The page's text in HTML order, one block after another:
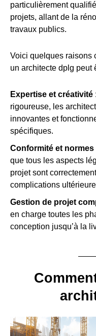
particulièrement
projets, allant de la
travaux publics.
Voici quelques raisons
un architecte dplg peut
Expertise et créativité
rigoureuse, les
innovantes et
spécifiques.
Conformité et normes
que tous les aspects
projet sont
complications
Gestion de projet
en charge toutes les
conception jusqu’à la